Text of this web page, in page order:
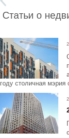
Статьи о
году столичная